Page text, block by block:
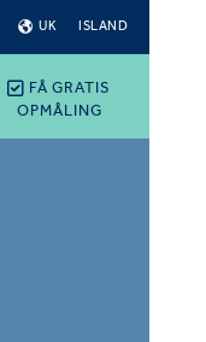
UK ISLAND
FÅ GRATIS
OPMÅLING